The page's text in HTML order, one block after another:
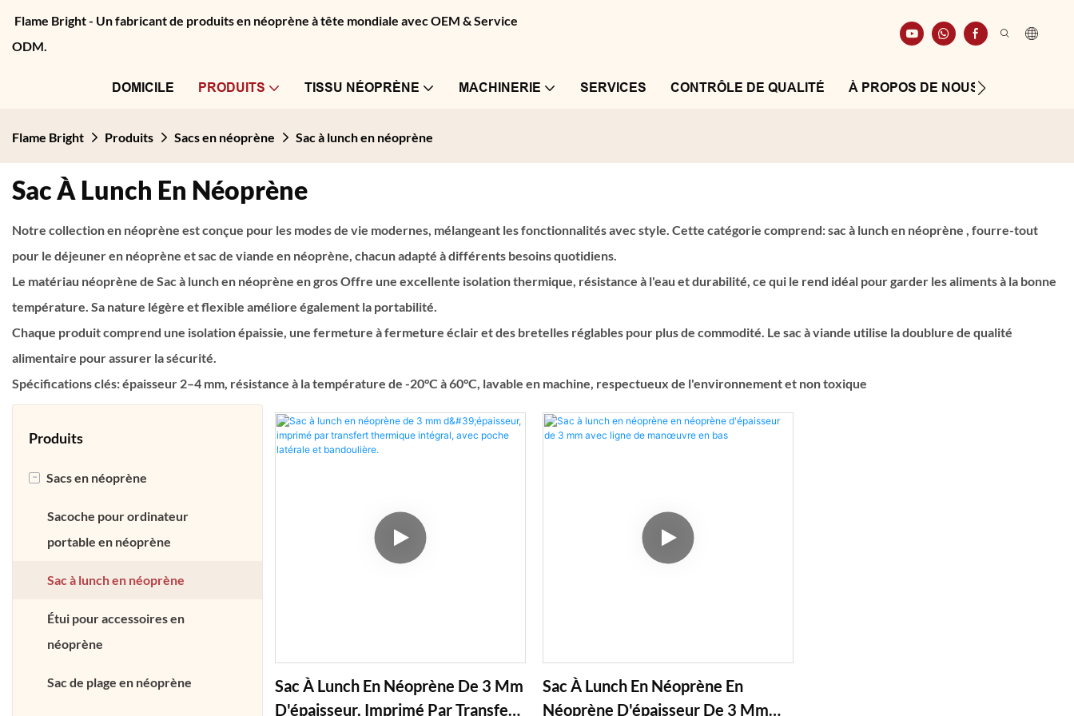
Flame Bright - Un fabricant de produits en néoprène à tête mondiale avec OEM & Service
ODM.
DOMICILE PRODUITS TISSU NÉOPRÈNE MACHINERIE SERVICES CONTRÔLE DE QUALITÉ À PROPOS DE NOUS
Flame Bright Produits Sacs en néoprène Sac à lunch en néoprène
Sac À Lunch En Néoprène
Notre collection en néoprène est conçue pour les modes de vie modernes, mélangeant les fonctionnalités avec style. Cette catégorie comprend:sac à lunch en néoprène , fourre-tout
pour le déjeuner en néoprène et sac de viande en néoprène, chacun adapté à différents besoins quotidiens.
Le matériau néoprène de Sac à lunch en néoprène en grosOffre une excellente isolation thermique, résistance à l'eau et durabilité, ce qui le rend idéal pour garder les aliments à la bonne
température. Sa nature légère et flexible améliore également la portabilité.
Chaque produit comprend une isolation épaissie, une fermeture à fermeture éclair et des bretelles réglables pour plus de commodité. Le sac à viande utilise la doublure de qualité
alimentaire pour assurer la sécurité.
Spécifications clés: épaisseur 2–4 mm, résistance à la température de -20°C à 60°C, lavable en machine, respectueux de l'environnement et non toxique
Produits
- Sacs en néoprène
Sacoche pour ordinateur
portable en néoprène
Sac à lunch en néoprène
Étui pour accessoires en
néoprène
Sac de plage en néoprène
Sac À Lunch En Néoprène De 3 Mm
D'épaisseur, Imprimé Par Transfert
Sac À Lunch En Néoprène En
Néoprène D'épaisseur De 3 Mm